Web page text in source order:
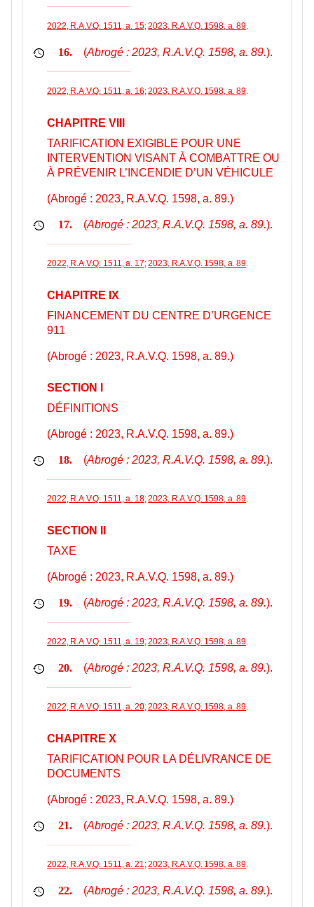
2022, R.A.V.Q. 1511, a. 15;2023, R.A.V.Q. 1598, a. 89.
16. (Abrogé : 2023, R.A.V.Q. 1598, a. 89.).
2022, R.A.V.Q. 1511, a. 16;2023, R.A.V.Q. 1598, a. 89.
CHAPITRE VIII
TARIFICATION EXIGIBLE POUR UNE
INTERVENTION VISANT À COMBATTRE OU
À PRÉVENIR L’INCENDIE D’UN VÉHICULE
(Abrogé : 2023, R.A.V.Q. 1598, a. 89.)
17. (Abrogé : 2023, R.A.V.Q. 1598, a. 89.).
2022, R.A.V.Q. 1511, a. 17;2023, R.A.V.Q. 1598, a. 89.
CHAPITRE IX
FINANCEMENT DU CENTRE D’URGENCE
911
(Abrogé : 2023, R.A.V.Q. 1598, a. 89.)
SECTION I
DÉFINITIONS
(Abrogé : 2023, R.A.V.Q. 1598, a. 89.)
18. (Abrogé : 2023, R.A.V.Q. 1598, a. 89.).
2022, R.A.V.Q. 1511, a. 18;2023, R.A.V.Q. 1598, a. 89.
SECTION II
TAXE
(Abrogé : 2023, R.A.V.Q. 1598, a. 89.)
19. (Abrogé : 2023, R.A.V.Q. 1598, a. 89.).
2022, R.A.V.Q. 1511, a. 19;2023, R.A.V.Q. 1598, a. 89.
20. (Abrogé : 2023, R.A.V.Q. 1598, a. 89.).
2022, R.A.V.Q. 1511, a. 20;2023, R.A.V.Q. 1598, a. 89.
CHAPITRE X
TARIFICATION POUR LA DÉLIVRANCE DE
DOCUMENTS
(Abrogé : 2023, R.A.V.Q. 1598, a. 89.)
21. (Abrogé : 2023, R.A.V.Q. 1598, a. 89.).
2022, R.A.V.Q. 1511, a. 21 ;2023, R.A.V.Q. 1598, a. 89.
22. (Abrogé : 2023, R.A.V.Q. 1598, a. 89.).